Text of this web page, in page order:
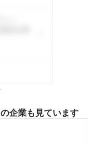
企業も見ています